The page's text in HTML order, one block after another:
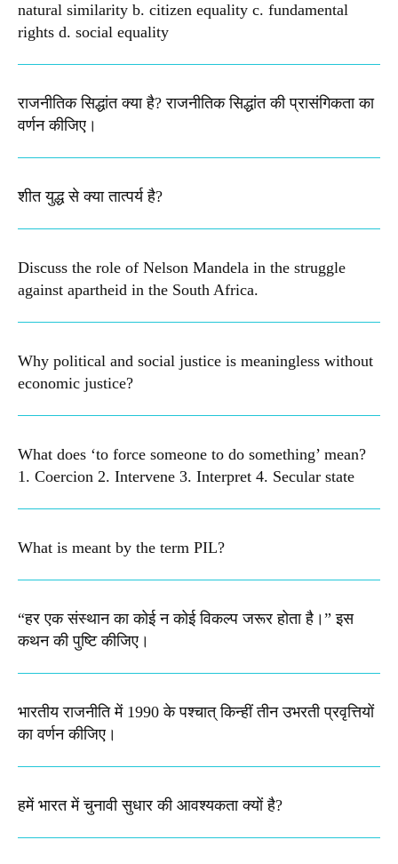
natural similarity b. citizen equality c. fundamental
rights d. social equality​
राजनीतिक सिद्धांत क्या है? राजनीतिक सिद्धांत की प्रासंगिकता का
वर्णन कीजिए।
शीत युद्ध से क्या तात्पर्य है?
Discuss the role of Nelson Mandela in the struggle
against apartheid in the South Africa.
Why political and social justice is meaningless without
economic justice?
What does ‘to force someone to do something’ mean?
1. Coercion 2. Intervene 3. Interpret 4. Secular state
What is meant by the term PIL? ​
“हर एक संस्थान का कोई न कोई विकल्प जरूर होता है।” इस
कथन की पुष्टि कीजिए।
भारतीय राजनीति में 1990 के पश्चात् किन्हीं तीन उभरती प्रवृत्तियों
का वर्णन कीजिए।
हमें भारत में चुनावी सुधार की आवश्यकता क्यों है?